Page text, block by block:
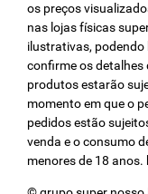
os preços
nas lojas físicas
ilustrativas, podendo
confirme os
produtos estarão
momento em que o
pedidos estão
venda e o consumo
menores de 18